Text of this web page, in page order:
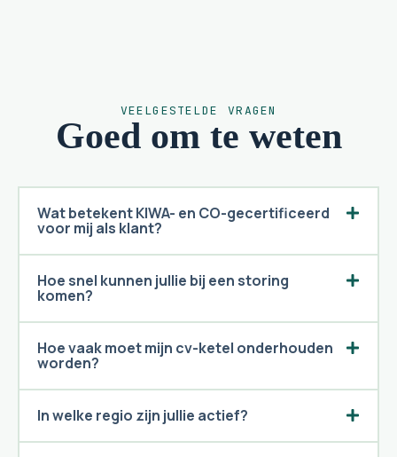
VEELGESTELDE VRAGEN
Goed om te weten
Wat betekent KIWA- en CO-gecertificeerd
voor mij als klant?
Hoe snel kunnen jullie bij een storing
komen?
Hoe vaak moet mijn cv-ketel onderhouden
worden?
In welke regio zijn jullie actief?